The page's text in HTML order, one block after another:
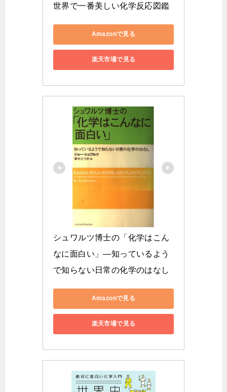
世界で一番美しい化学反応図鑑
Amazonで見る
楽天市場で見る
シュワルツ博士の「化学はこん
なに面白い」―知っているよう
で知らない日常の化学のはなし
Amazonで見る
楽天市場で見る